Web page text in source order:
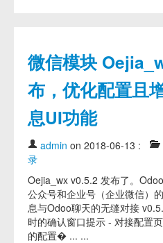
微信模块
布，优化配置且
息UI功能
admin on 2018-06-13 :
录
Oejia_wx v0.5.2 发布了。
公众号和企业号（企业微信）
息与Odoo聊天的无缝对接
时的确认窗口提示 - 对接配置
的配置� ... ...